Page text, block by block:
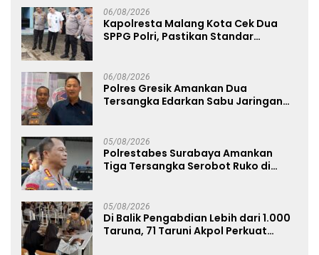
06/08/2026
Kapolresta Malang Kota Cek Dua
SPPG Polri, Pastikan Standar
06/08/2026
Polres Gresik Amankan Dua
Tersangka Edarkan Sabu Jaringan
05/08/2026
Polrestabes Surabaya Amankan
Tiga Tersangka Serobot Ruko di
05/08/2026
Di Balik Pengabdian Lebih dari 1.000
Taruna, 71 Taruni Akpol Perkuat